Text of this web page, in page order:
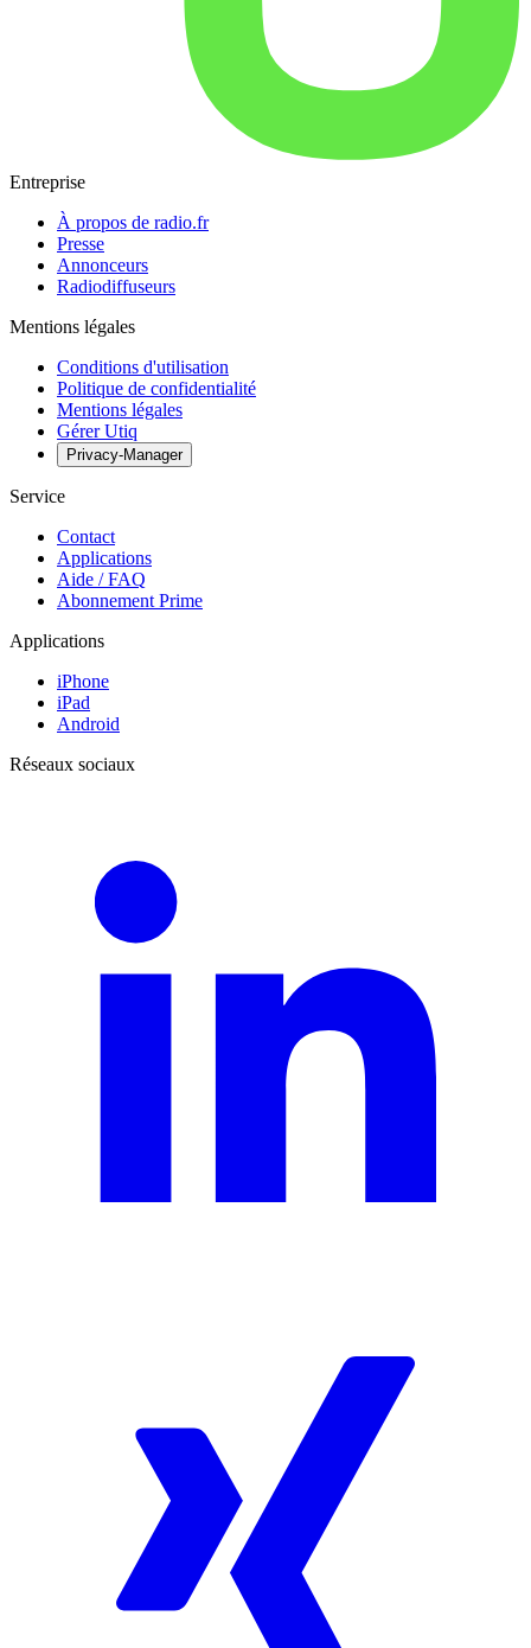
Entreprise
À propos de radio.fr
Presse
Annonceurs
Radiodiffuseurs
Mentions légales
Conditions d'utilisation
Politique de confidentialité
Mentions légales
Gérer Utiq
Privacy-Manager
Service
Contact
Applications
Aide / FAQ
Abonnement Prime
Applications
iPhone
iPad
Android
Réseaux sociaux